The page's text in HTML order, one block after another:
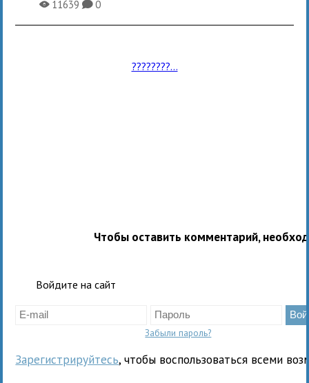
X11639K0
????????...
Чтобы оставить комментарий,
Войдите на сайт
Забыли пароль?
Зарегистрируйтесь, чтобы воспользоваться всеми